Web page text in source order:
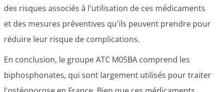
des risques associés à l'utilisation de ces médicaments
et des mesures préventives qu'ils peuvent prendre pour
réduire leur risque de complications.
En conclusion, le groupe ATC M05BA comprend les
biphosphonates, qui sont largement utilisés pour traiter